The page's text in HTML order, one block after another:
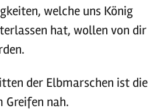
welche uns König
hat, wollen von dir
der Elbmarschen ist die
Greifen nah.